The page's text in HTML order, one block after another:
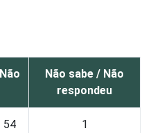
Não
Não sabe / Não
respondeu
54 1